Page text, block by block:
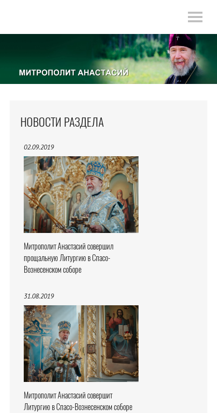
НОВОСТИ РАЗДЕЛА
02.09.2019
Митрополит Анастасий совершил
прощальную Литургию в Спасо-
Вознесенском соборе
31.08.2019
Митрополит Анастасий совершит
Литургию в Спасо-Вознесенском соборе